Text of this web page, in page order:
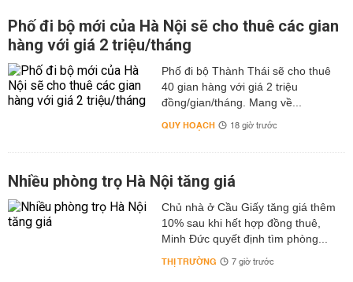
Phố đi bộ mới của Hà Nội sẽ cho thuê các gian
hàng với giá 2 triệu/tháng
Phố đi bộ Thành Thái sẽ cho thuê
40 gian hàng với giá 2 triệu
đồng/gian/tháng. Mang về...
QUY HOẠCH 18 giờ trước
Nhiều phòng trọ Hà Nội tăng giá
Chủ nhà ở Cầu Giấy tăng giá thêm
10% sau khi hết hợp đồng thuê,
Minh Đức quyết định tìm phòng...
THỊ TRƯỜNG 7 giờ trước